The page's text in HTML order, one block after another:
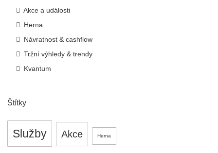
Akce a události
Herna
Návratnost & cashflow
Tržní výhledy & trendy
Kvantum
Štítky
Služby Akce Herna